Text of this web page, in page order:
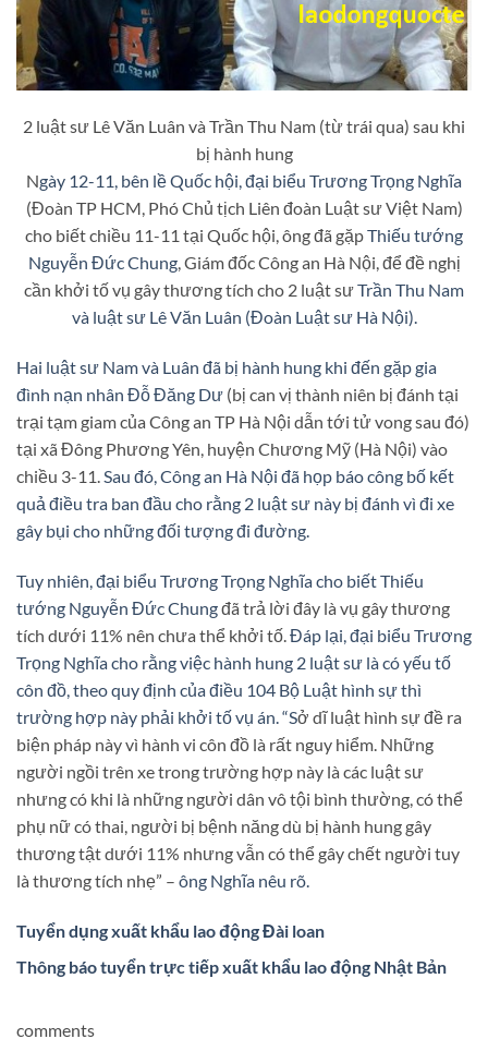
2 luật sư Lê Văn Luân và Trần Thu Nam (từ trái qua) sau khi
bị hành hung
Ngày 12-11, bên lề Quốc hội, đại biểu Trương Trọng Nghĩa
(Đoàn TP HCM, Phó Chủ tịch Liên đoàn Luật sư Việt Nam)
cho biết chiều 11-11 tại Quốc hội, ông đã gặpThiếu tướng
Nguyễn Đức Chung, Giám đốc Công an Hà Nội, để đề nghị
cần khởi tố vụ gây thương tích cho 2 luật sưTrần Thu Nam
và luật sư Lê Văn Luân (Đoàn Luật sư Hà Nội).
Hai luật sư Nam và Luân đã bị hành hung khi đến gặp gia
đình nạn nhân Đỗ Đăng Dư (bị can vị thành niên bị đánh tại
trại tạm giam của Công an TP Hà Nội dẫn tới tử vong sau đó)
tại xã Đông Phương Yên, huyện Chương Mỹ (Hà Nội) vào
chiều 3-11.Sau đó, Công an Hà Nội đã họp báo công bố kết
quả điều tra ban đầu cho rằng 2 luật sư này bị đánh vì đi xe
gây bụi cho những đối tượng đi đường.
Tuy nhiên, đại biểu Trương Trọng Nghĩa cho biết Thiếu
tướng Nguyễn Đức Chungđã trả lời đây là vụ gây thương
tích dưới 11% nên chưa thể khởi tố.Đáp lại, đại biểu Trương
Trọng Nghĩa cho rằng việc hành hung 2 luật sư là có yếu tố
côn đồ, theo quy định của điều 104 Bộ Luật hình sự thì
trường hợp này phải khởi tố vụ án. “Sở dĩ luật hình sự đề ra
biện pháp này vì hành vi côn đồ là rất nguy hiểm. Những
người ngồi trên xe trong trường hợp này là các luật sư
nhưng có khi là những người dân vô tội bình thường, có thể
phụ nữ có thai, người bị bệnh năng dù bị hành hung gây
thương tật dưới 11% nhưng vẫn có thể gây chết người tuy
là thương tích nhẹ” – ông Nghĩa nêu rõ.
Tuyển dụng xuất khẩu lao động Đài loan
Thông báo tuyển trực tiếp xuất khẩu lao động Nhật Bản
comments